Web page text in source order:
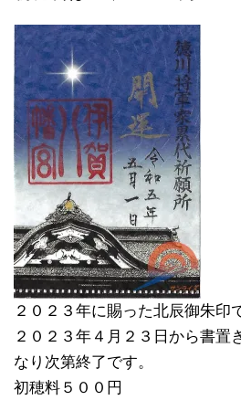
２０２３年に賜った北辰御朱印
２０２３年４月２３日から書置
なり次第終了です。
初穂料５００円